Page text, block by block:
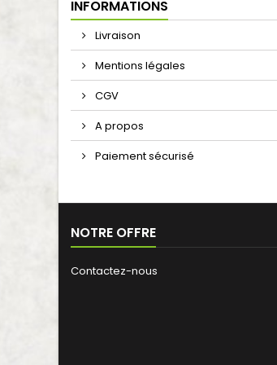
INFORMATIONS
Livraison
Mentions légales
CGV
A propos
Paiement sécurisé
NOTRE OFFRE
Contactez-nous